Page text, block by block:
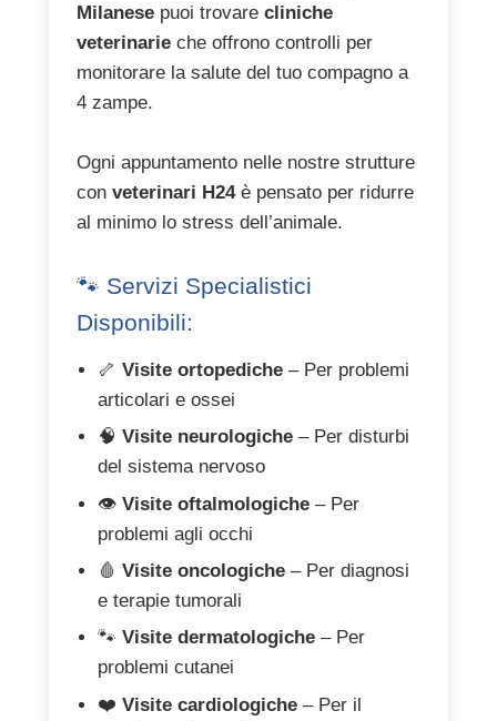
Milanese puoi trovare cliniche
veterinarie che offrono controlli per
monitorare la salute del tuo compagno a
4 zampe.
Ogni appuntamento nelle nostre strutture
con veterinari H24è pensato per ridurre
al minimo lo stress dell’animale.
🐾 Servizi Specialistici
Disponibili:
🦴Visite ortopediche – Per problemi
articolari e ossei
🧠Visite neurologiche – Per disturbi
del sistema nervoso
👁️Visite oftalmologiche – Per
problemi agli occhi
🩸Visite oncologiche – Per diagnosi
e terapie tumorali
🐾Visite dermatologiche – Per
problemi cutanei
❤️Visite cardiologiche – Per il